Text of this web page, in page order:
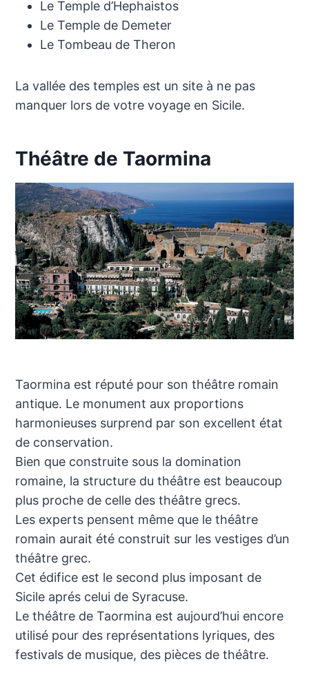
Le Temple d’Hephaistos
Le Temple de Demeter
Le Tombeau de Theron
La vallée des temples est un site à ne pas
manquer lors de votre voyage en Sicile.
Théâtre de Taormina
Taormina est réputé pour son théâtre romain
antique. Le monument aux proportions
harmonieuses surprend par son excellent état
de conservation.
Bien que construite sous la domination
romaine, la structure du théâtre est beaucoup
plus proche de celle des théâtre grecs.
Les experts pensent même que le théâtre
romain aurait été construit sur les vestiges d’un
théâtre grec.
Cet édifice est le second plus imposant de
Sicile aprés celui de Syracuse.
Le théâtre de Taormina est aujourd’hui encore
utilisé pour des représentations lyriques, des
festivals de musique, des pièces de théâtre.